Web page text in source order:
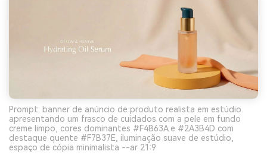
Prompt: banner de anúncio de produto realista em estúdio
apresentando um frasco de cuidados com a pele em fundo
creme limpo, cores dominantes #F4B63A e #2A3B4D com
destaque quente #F7B37E, iluminação suave de estúdio,
espaço de cópia minimalista --ar 21:9